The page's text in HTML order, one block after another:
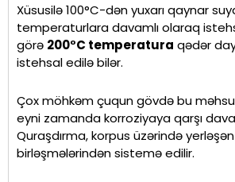
Xüsusilə 100°C-dən yuxarı qaynar
temperaturlara davamlı olaraq
görə 200°C temperatura qədər
istehsal edilə bilər.
Çox möhkəm çuqun gövdə bu
eyni zamanda korroziyaya qarşı
Quraşdırma, korpus üzərində
birləşmələrindən sistemə edilir.